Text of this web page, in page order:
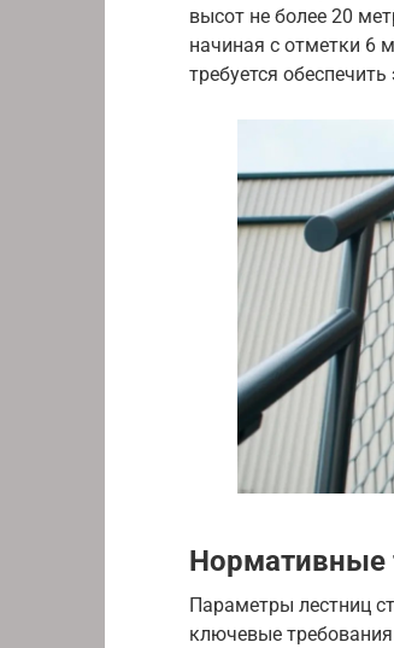
высот не более 20
начиная с отметки 6
требуется
Нормативные
Параметры лестниц
ключевые